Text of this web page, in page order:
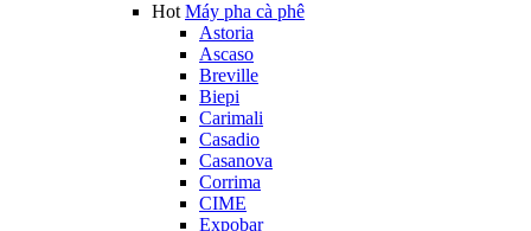
Hot Máy pha cà phê
Astoria
Ascaso
Breville
Biepi
Carimali
Casadio
Casanova
Corrima
CIME
Expobar